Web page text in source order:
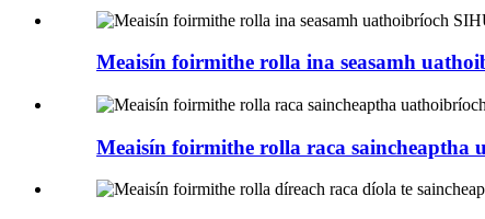
Meaisín foirmithe rolla ina seasamh
Meaisín foirmithe rolla raca